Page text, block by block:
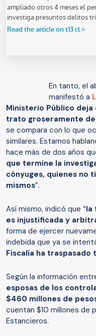
En tanto, el
manifestó a
Ministerio Público deja
trato groseramente
se compara con lo que
similares. Estamos
hace más de dos años
que termine la
cónyuges, quienes no
mismos”.
Así mismo, indicó que “la
es injustificada y
forma de ejercer
indebida que ya se
Fiscalía ha traspasado
Según la información
esposas de los
$460 millones de
cuentan $10 millones de
Estancieros.